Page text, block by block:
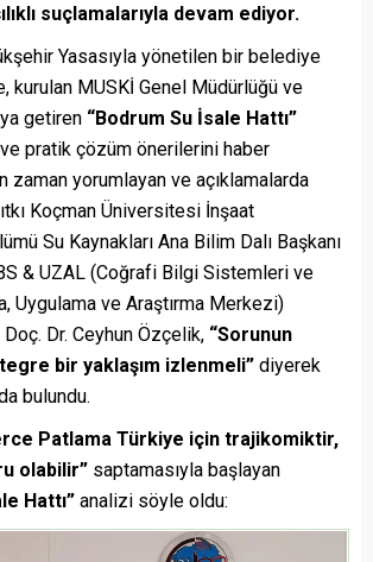
suçlamalarıyla devam ediyor.
Yasasıyla yönetilen bir belediye
kurulan MUSKİ Genel Müdürlüğü ve
getiren “Bodrum Su İsale Hattı”
pratik çözüm önerilerini haber
zaman yorumlayan ve açıklamalarda
Koçman Üniversitesi İnşaat
Su Kaynakları Ana Bilim Dalı Başkanı
& UZAL (Coğrafi Bilgi Sistemleri ve
Uygulama ve Araştırma Merkezi)
Dr. Ceyhun Özçelik, “Sorunun
bir yaklaşım izlenmeli” diyerek
bulundu.
Patlama Türkiye için trajikomiktir,
olabilir” saptamasıyla başlayan
Hattı” analizi söyle oldu: